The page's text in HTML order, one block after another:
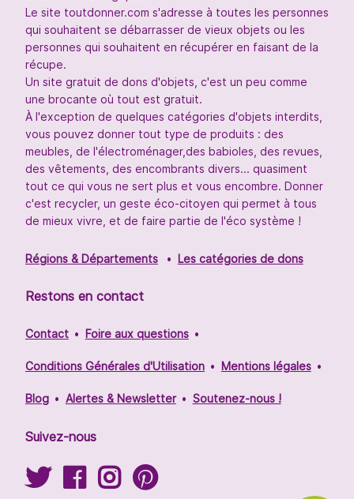
Le site toutdonner.com s'adresse à toutes les personnes
qui souhaitent se débarrasser de vieux objets ou les
personnes qui souhaitent en récupérer en faisant de la
récupe.
Un site gratuit de dons d'objets, c'est un peu comme
une brocante où tout est gratuit.
À l'exception de quelques catégories d'objets interdits,
vous pouvez donner tout type de produits : des
meubles, de l'électroménager,des babioles, des revues,
des vêtements, des encombrants divers... quasiment
tout ce qui vous ne sert plus et vous encombre. Donner
c'est recycler, un geste éco-citoyen qui permet à tous
de mieux vivre, et de faire partie de l'éco système !
Régions & Départements Les catégories de dons
Restons en contact
Contact Foire aux questions
Conditions Générales d'Utilisation Mentions légales
Blog Alertes & Newsletter Soutenez-nous !
Suivez-nous